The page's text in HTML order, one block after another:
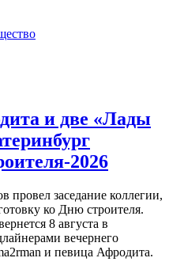
и две «Лады
2026
провел заседание коллегии,
ко Дню строителя.
8 августа в
вечернего
и певица Афродита.